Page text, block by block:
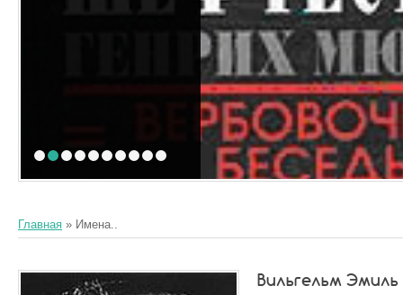
1 2 3 4 5 6 7 8 9
Главная » Имена..
Вильгельм